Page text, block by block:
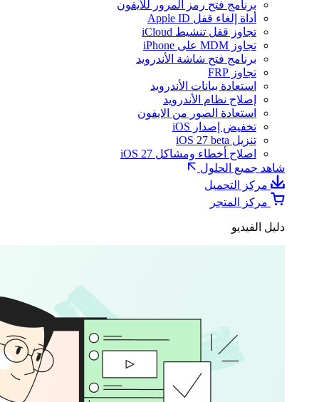
برنامج فتح رمز المرور للآيفون
أداة إلغاء قفل Apple ID
تجاوز قفل تنشيط iCloud
تجاوز MDM على iPhone
برنامج فتح شاشة الأندرويد
تجاوز FRP
استعادة بيانات الأندرويد
إصلاح نظام الأندرويد
استعادة الصور من الايفون
تخفيض إصدار iOS
تنزيل iOS 27 beta
اصلاح أخطاء ومشاكل iOS 27
شاهد جميع الحلول
مركز التحميل
مركز المتجر
دليل الفيديو